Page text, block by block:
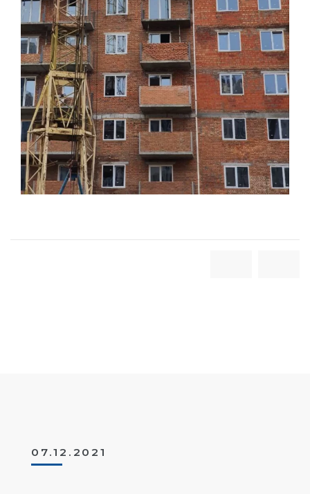
07.12.2021